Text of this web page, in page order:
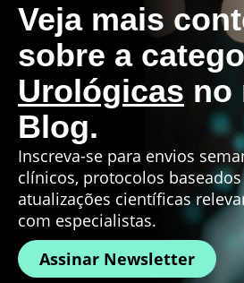
Veja mais
sobre a
Urológicas no
Blog.
Inscreva-se para envios
clínicos, protocolos
atualizações científicas
com especialistas.
Assinar Newsletter